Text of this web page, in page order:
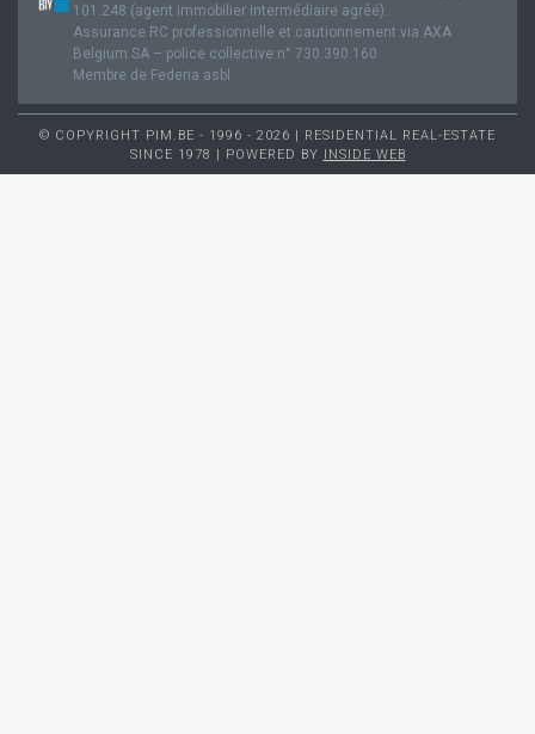
101.248 (agent immobilier intermédiaire agréé).
Assurance RC professionnelle et cautionnement via AXA
Belgium SA – police collective n° 730.390.160
Membre de Federia asbl
© COPYRIGHT PIM.BE - 1996 - 2026 | RESIDENTIAL REAL-ESTATE
SINCE 1978 | POWERED BY INSIDE WEB